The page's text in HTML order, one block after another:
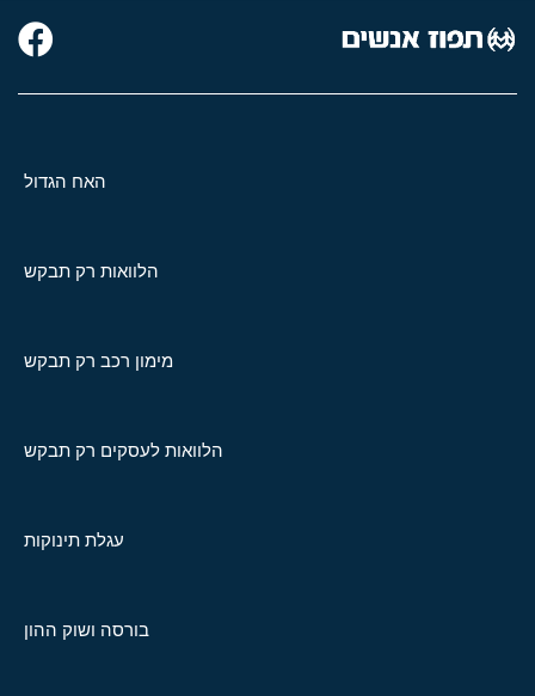
האח הגדול
הלוואות רק תבקש
מימון רכב רק תבקש
הלוואות לעסקים רק תבקש
עגלת תינוקות
בורסה ושוק ההון